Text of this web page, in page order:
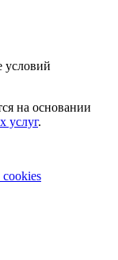
условий
на основании
услуг.